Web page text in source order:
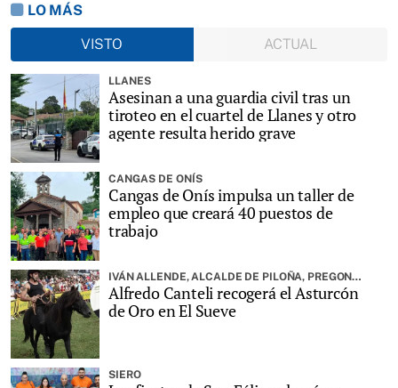
LO MÁS
VISTO
ACTUAL
LLANES
Asesinan a una guardia civil tras un
tiroteo en el cuartel de Llanes y otro
agente resulta herido grave
CANGAS DE ONÍS
Cangas de Onís impulsa un taller de
empleo que creará 40 puestos de
trabajo
IVÁN ALLENDE, ALCALDE DE PILOÑA, PREGONARÁ LA FIESTA
Alfredo Canteli recogerá el Asturcón
de Oro en El Sueve
SIERO